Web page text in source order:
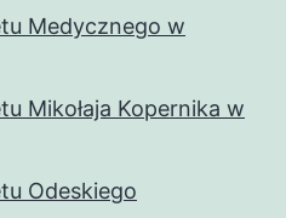
Medycznego w
Mikołaja Kopernika w
Odeskiego